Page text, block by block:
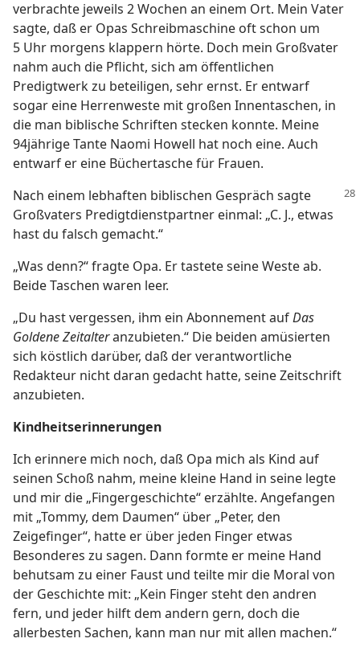
verbrachte jeweils 2 Wochen an einem Ort. Mein Vater
sagte, daß er Opas Schreibmaschine oft schon um
5 Uhr morgens klappern hörte. Doch mein Großvater
nahm auch die Pflicht, sich am öffentlichen
Predigtwerk zu beteiligen, sehr ernst. Er entwarf
sogar eine Herrenweste mit großen Innentaschen, in
die man biblische Schriften stecken konnte. Meine
94jährige Tante Naomi Howell hat noch eine. Auch
entwarf er eine Büchertasche für Frauen.
Nach einem lebhaften biblischen Gespräch sagte
Großvaters Predigtdienstpartner einmal: „C. J., etwas
hast du falsch gemacht.“
„Was denn?“ fragte Opa. Er tastete seine Weste ab.
Beide Taschen waren leer.
„Du hast vergessen, ihm ein Abonnement aufDas
Goldene Zeitalteranzubieten.“ Die beiden amüsierten
sich köstlich darüber, daß der verantwortliche
Redakteur nicht daran gedacht hatte, seine Zeitschrift
anzubieten.
Kindheitserinnerungen
Ich erinnere mich noch, daß Opa mich als Kind auf
seinen Schoß nahm, meine kleine Hand in seine legte
und mir die „Fingergeschichte“ erzählte. Angefangen
mit „Tommy, dem Daumen“ über „Peter, den
Zeigefinger“, hatte er über jeden Finger etwas
Besonderes zu sagen. Dann formte er meine Hand
behutsam zu einer Faust und teilte mir die Moral von
der Geschichte mit: „Kein Finger steht den andren
fern, und jeder hilft dem andern gern, doch die
allerbesten Sachen, kann man nur mit allen machen.“